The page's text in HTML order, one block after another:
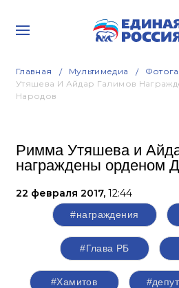
Главная Мультимедиа
Утяшева И Айдар Галимов
Народов
Римма Утяшева и
награждены орденом
22 февраля 2017, 12:44
#награждения
#Глава РБ
#Хамитов